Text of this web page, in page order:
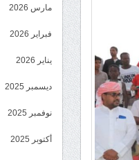
مارس 2026
فبراير 2026
يناير 2026
ديسمبر 2025
نوفمبر 2025
أكتوبر 2025